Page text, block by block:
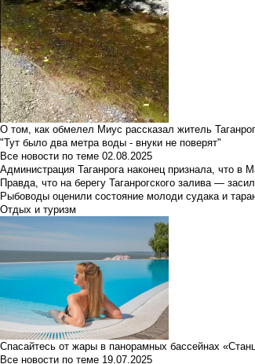
О том, как обмелел Миус рассказал житель
"Тут было два метра воды - внуки не поверят"
Все новости по теме 02.08.2025
Администрация Таганрога наконец признала, что
Правда, что на берегу Таганрогского залива —
Рыбоводы оценили состояние молоди судака и
Отдых и туризм
Спасайтесь от жары в панорамных бассейнах
Все новости по теме 19.07.2025